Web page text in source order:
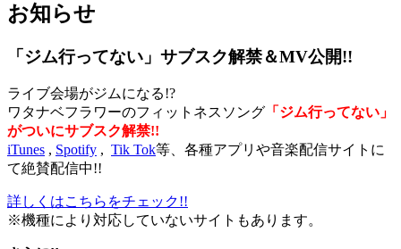
お知らせ
「ジム行ってない」サブスク解禁＆MV公開!!
ライブ会場がジムになる!?
ワタナベフラワーのフィットネスソング 「ジム行ってない」
がついにサブスク解禁!!
iTunes , Spotify , Tik Tok等、各種アプリや音楽配信サイトに
て絶賛配信中!!
詳しくはこちらをチェック!!
※機種により対応していないサイトもあります。